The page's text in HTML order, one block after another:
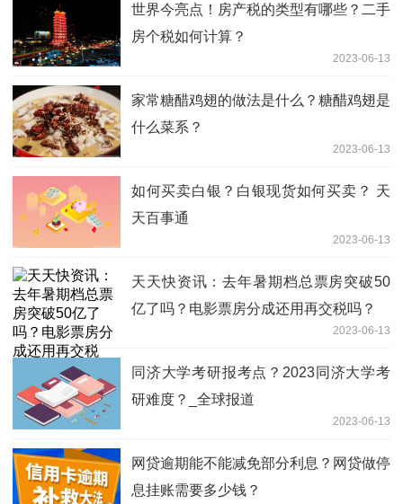
世界今亮点！房产税的类型有哪些？二手
房个税如何计算？
2023-06-13
家常糖醋鸡翅的做法是什么？糖醋鸡翅是
什么菜系？
2023-06-13
如何买卖白银？白银现货如何买卖？ 天
天百事通
2023-06-13
天天快资讯：去年暑期档总票房突破50
亿了吗？电影票房分成还用再交税吗？
2023-06-13
同济大学考研报考点？2023同济大学考
研难度？_全球报道
2023-06-13
网贷逾期能不能减免部分利息？网贷做停
息挂账需要多少钱？